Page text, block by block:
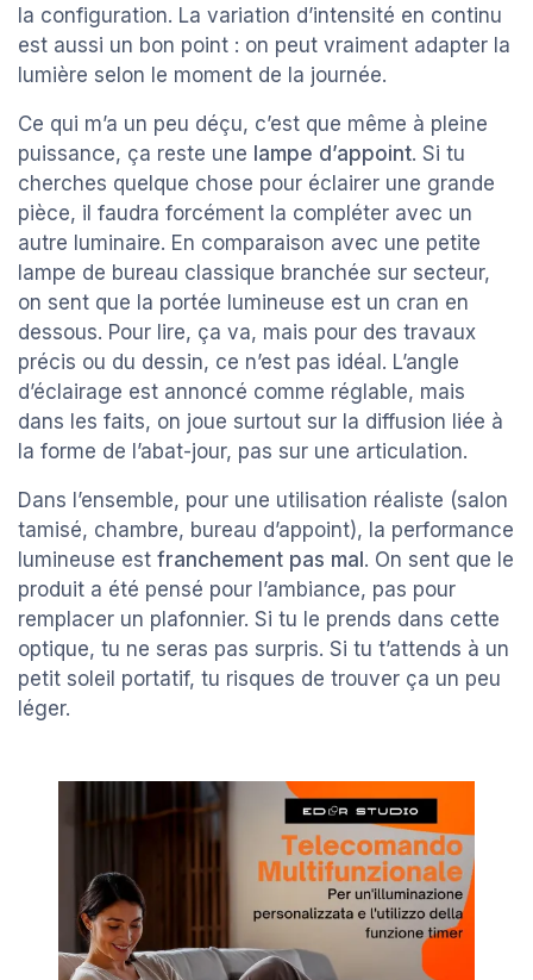
la configuration. La variation d’intensité en continu
est aussi un bon point : on peut vraiment adapter la
lumière selon le moment de la journée.
Ce qui m’a un peu déçu, c’est que même à pleine
puissance, ça reste une lampe d’appoint. Si tu
cherches quelque chose pour éclairer une grande
pièce, il faudra forcément la compléter avec un
autre luminaire. En comparaison avec une petite
lampe de bureau classique branchée sur secteur,
on sent que la portée lumineuse est un cran en
dessous. Pour lire, ça va, mais pour des travaux
précis ou du dessin, ce n’est pas idéal. L’angle
d’éclairage est annoncé comme réglable, mais
dans les faits, on joue surtout sur la diffusion liée à
la forme de l’abat-jour, pas sur une articulation.
Dans l’ensemble, pour une utilisation réaliste (salon
tamisé, chambre, bureau d’appoint), la performance
lumineuse est franchement pas mal . On sent que le
produit a été pensé pour l’ambiance, pas pour
remplacer un plafonnier. Si tu le prends dans cette
optique, tu ne seras pas surpris. Si tu t’attends à un
petit soleil portatif, tu risques de trouver ça un peu
léger.